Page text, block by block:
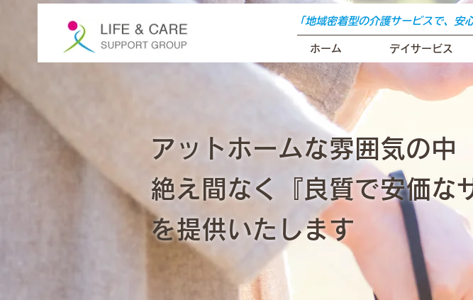
「地域密着型の介護サービスで、
ホーム デイサービス
アットホームな雰囲気の中
絶え間なく『良質で安価な
を提供いたします